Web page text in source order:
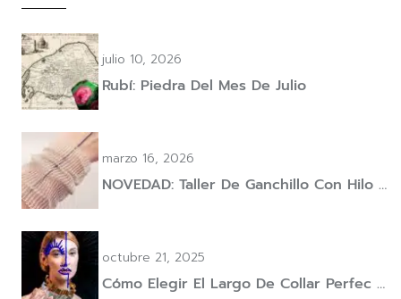
julio 10, 2026
Rubí: Piedra Del Mes De Julio
marzo 16, 2026
NOVEDAD: Taller De Ganchillo Con Hilo …
octubre 21, 2025
Cómo Elegir El Largo De Collar Perfec …